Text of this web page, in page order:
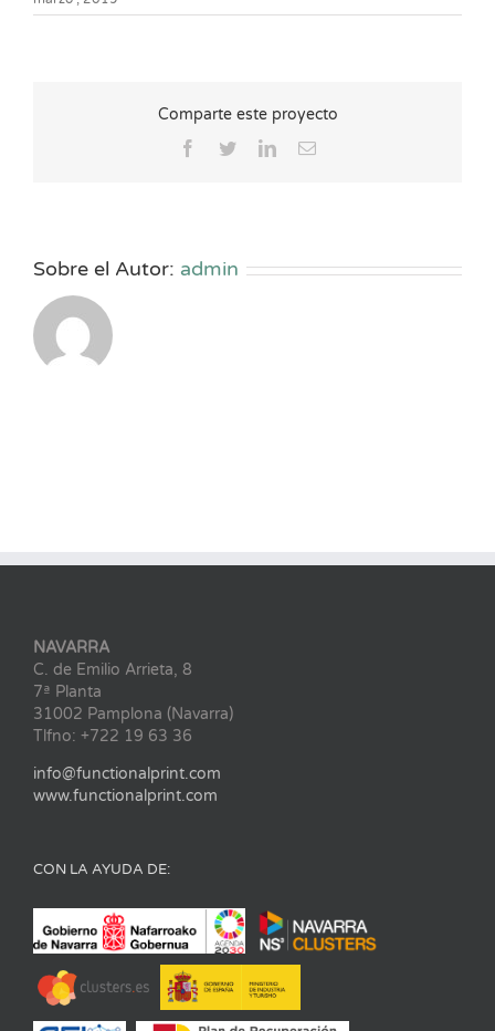
Comparte este proyecto
Facebook
TwitterLinkedInCorreo
Sobre el Autor: admin
NAVARRA
C. de Emilio Arrieta, 8
7ª Planta
31002 Pamplona (Navarra)
Tlfno: +722 19 63 36
info@functionalprint.com
www.functionalprint.com
CON LA AYUDA DE: